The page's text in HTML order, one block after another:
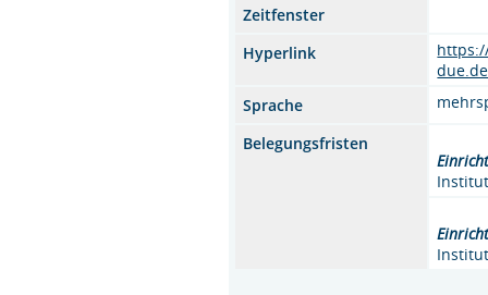
Zeitfenster
Hyperlink
Sprache
Belegungsfristen